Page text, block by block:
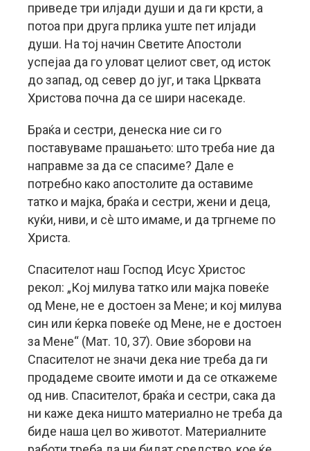
приведе три илјади души и да ги крсти, а
потоа при друга прлика уште пет илјади
души. На тој начин Светите Апостоли
успејаа да го уловат целиот свет, од исток
до запад, од север до југ, и така Црквата
Христова почна да се шири насекаде.
Браќа и сестри, денеска ние си го
поставуваме прашањето: што треба ние да
направме за да се спасиме? Дале е
потребно како апостолите да оставиме
татко и мајка, браќа и сестри, жени и деца,
куќи, ниви, и сè што имаме, и да тргнеме по
Христа.
Спасителот наш Господ Исус Христос
рекол: „Кој милува татко или мајка повеќе
од Мене, не е достоен за Мене; и кој милува
син или ќерка повеќе од Мене, не е достоен
за Мене“ (Мат. 10, 37). Овие зборови на
Спасителот не значи дека ние треба да ги
продадеме своите имоти и да се откажеме
од нив. Спасителот, браќа и сестри, сака да
ни каже дека ништо материално не треба да
биде наша цел во животот. Материалните